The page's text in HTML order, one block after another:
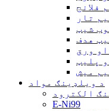
فلانج
تار
شیټ
هدف
ورق
پلیټ
میش
د ویلډینګ مواد
الکترود
E-Ni99